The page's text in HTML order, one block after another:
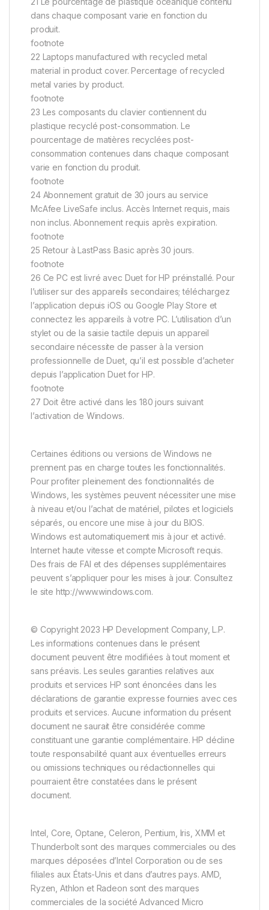
dans chaque composant varie en fonction du
produit.
footnote
22 Laptops manufactured with recycled metal
material in product cover. Percentage of recycled
metal varies by product.
footnote
23 Les composants du clavier contiennent du
plastique recyclé post-consommation. Le
pourcentage de matières recyclées post-
consommation contenues dans chaque composant
varie en fonction du produit.
footnote
24 Abonnement gratuit de 30 jours au service
McAfee LiveSafe inclus. Accès Internet requis, mais
non inclus. Abonnement requis après expiration.
footnote
25 Retour à LastPass Basic après 30 jours.
footnote
26 Ce PC est livré avec Duet for HP préinstallé. Pour
l’utiliser sur des appareils secondaires; téléchargez
l’application depuis iOS ou Google Play Store et
connectez les appareils à votre PC. L’utilisation d’un
stylet ou de la saisie tactile depuis un appareil
secondaire nécessite de passer à la version
professionnelle de Duet, qu’il est possible d’acheter
depuis l’application Duet for HP.
footnote
27 Doit être activé dans les 180 jours suivant
l’activation de Windows.
Certaines éditions ou versions de Windows ne
prennent pas en charge toutes les fonctionnalités.
Pour profiter pleinement des fonctionnalités de
Windows, les systèmes peuvent nécessiter une mise
à niveau et/ou l’achat de matériel, pilotes et logiciels
séparés, ou encore une mise à jour du BIOS.
Windows est automatiquement mis à jour et activé.
Internet haute vitesse et compte Microsoft requis.
Des frais de FAI et des dépenses supplémentaires
peuvent s’appliquer pour les mises à jour. Consultez
le site http://www.windows.com.
© Copyright 2023 HP Development Company, L.P.
Les informations contenues dans le présent
document peuvent être modifiées à tout moment et
sans préavis. Les seules garanties relatives aux
produits et services HP sont énoncées dans les
déclarations de garantie expresse fournies avec ces
produits et services. Aucune information du présent
document ne saurait être considérée comme
constituant une garantie complémentaire. HP décline
toute responsabilité quant aux éventuelles erreurs
ou omissions techniques ou rédactionnelles qui
pourraient être constatées dans le présent
document.
Intel, Core, Optane, Celeron, Pentium, Iris, XMM et
Thunderbolt sont des marques commerciales ou des
marques déposées d’Intel Corporation ou de ses
filiales aux États-Unis et dans d’autres pays. AMD,
Ryzen, Athlon et Radeon sont des marques
commerciales de la société Advanced Micro